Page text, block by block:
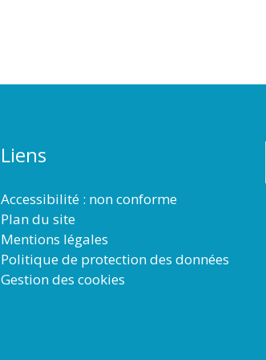
Liens
Accessibilité : non conforme
Plan du site
Mentions légales
Politique de protection des données
Gestion des cookies